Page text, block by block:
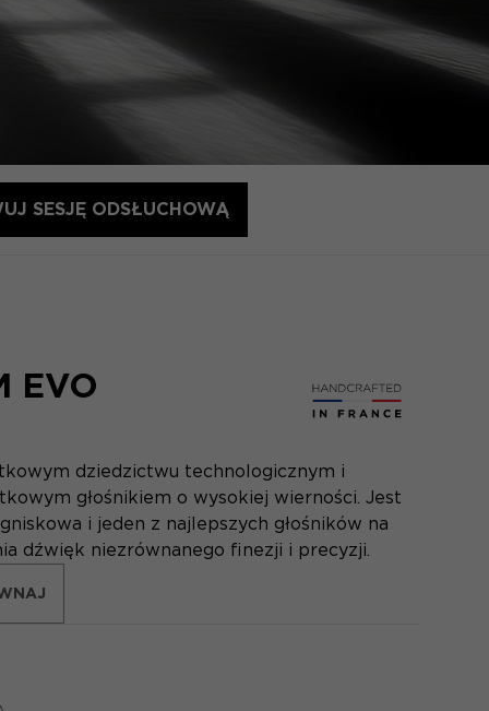
SESJĘ ODSŁUCHOWĄ
EVO
dziedzictwu technologicznym i
głośnikiem o wysokiej wierności. Jest
i jeden z najlepszych głośników na
dźwięk niezrównanego finezji i precyzji.